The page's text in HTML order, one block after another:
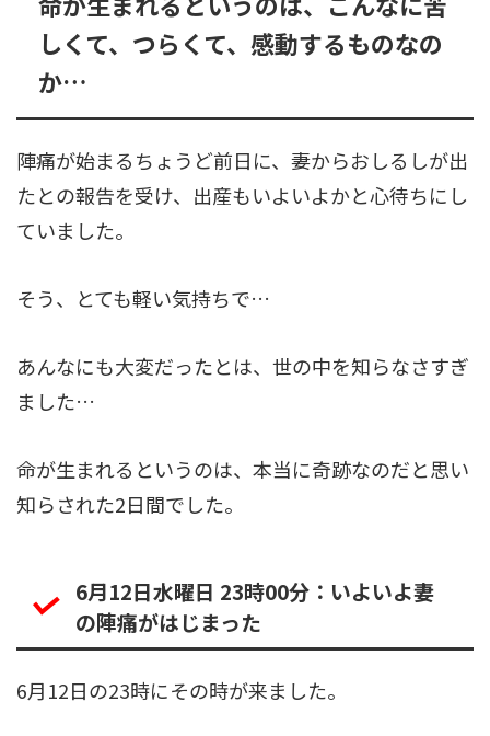
しくて、つらくて、感動するものなの
か…
陣痛が始まるちょうど前日に、妻からおしるしが出
たとの報告を受け、出産もいよいよかと心待ちにし
ていました。
そう、とても軽い気持ちで…
あんなにも大変だったとは、世の中を知らなさすぎ
ました…
命が生まれるというのは、本当に奇跡なのだと思い
知らされた2日間でした。
6月12日水曜日 23時00分：いよいよ妻
の陣痛がはじまった
6月12日の23時にその時が来ました。